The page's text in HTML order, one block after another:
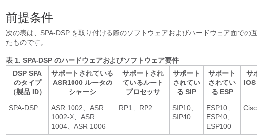
前提条件
次の表は、SPA-DSP を取り付ける際のソフトウェアおよびハードウェア面での
たものです。
表 1. SPA-DSP のハードウェアおよびソフトウェア要件
DSP SPA
のタイプ
（製品 ID）
サポートされている
ASR1000 ルータの
シャーシ
サポートされ
ているルート
プロセッサ
サポート
されてい
る SIP
サポート
されてい
る ESP
サ
SPA-DSP
ASR 1002、ASR
1002-X、ASR
1004、ASR 1006
RP1、RP2
SIP10、
SIP40
ESP10、
ESP40、
ESP100